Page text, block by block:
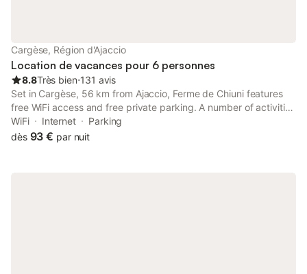
Cargèse, Région d'Ajaccio
Location de vacances pour 6 personnes
8.8Très bien⋅131 avis
Set in Cargèse, 56 km from Ajaccio, Ferme de Chiuni features
free WiFi access and free private parking. A number of activities
are offered in the area, such as cycling and fishing.
WiFi Internet
Parking
dès 93 € par nuit